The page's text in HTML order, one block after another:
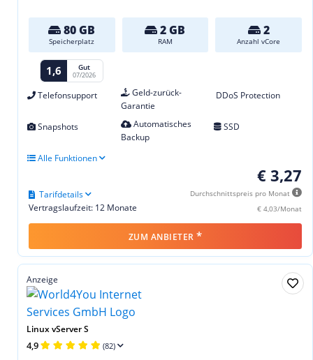
80 GB
Speicherplatz
2 GB
RAM
2
Anzahl vCore
1,6 Gut
07/2026
Telefonsupport
Geld-zurück-
Garantie
DDoS Protection
Snapshots
Automatisches
Backup
SSD
Alle Funktionen
€ 3,27
Durchschnittspreis pro Monat
€ 4,03/Monat
Vertragslaufzeit: 12 Monate
Tarifdetails
ZUM ANBIETER *
Anzeige
Linux vServer S
4,9 (82)